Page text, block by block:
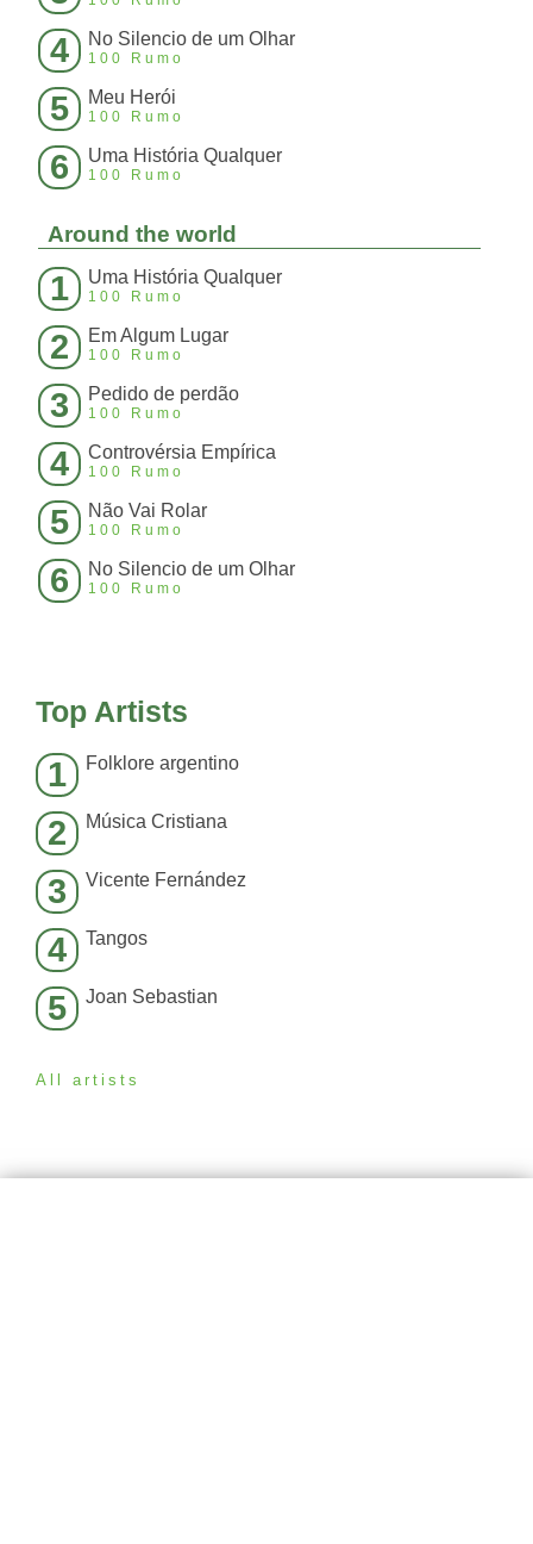
4 No Silencio de um Olhar
100 Rumo
5 Meu Herói
100 Rumo
6 Uma História Qualquer
100 Rumo
Around the world
1 Uma História Qualquer
100 Rumo
2 Em Algum Lugar
100 Rumo
3 Pedido de perdão
100 Rumo
4 Controvérsia Empírica
100 Rumo
5 Não Vai Rolar
100 Rumo
6 No Silencio de um Olhar
100 Rumo
Top Artists
1 Folklore argentino
2 Música Cristiana
3 Vicente Fernández
4 Tangos
5 Joan Sebastian
All artists